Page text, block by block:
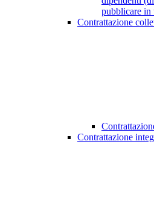
pubblicare in
Contrattazione
Contrattazione